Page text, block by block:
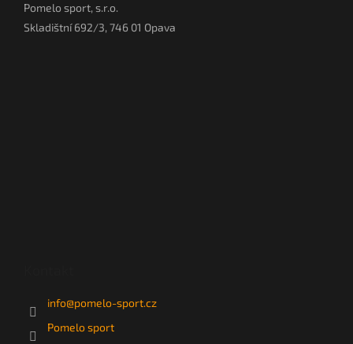
Pomelo sport, s.r.o.
Skladištní 692/3, 746 01 Opava
info@pomelo-sport.cz
Pomelo sport